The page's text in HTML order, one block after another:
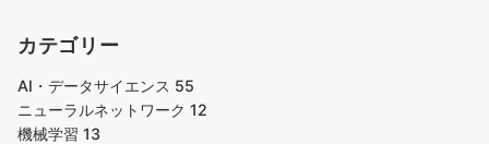
カテゴリー
AI・データサイエンス 55
ニューラルネットワーク 12
機械学習 13